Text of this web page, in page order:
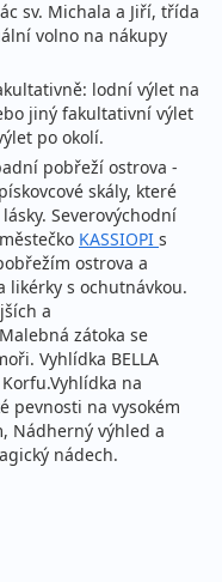
sv. Michala a Jiří, třída
volno na nákupy
lodní výlet na
jiný fakultativní výlet
po okolí.
pobřeží ostrova -
skály, které
Severovýchodní
KASSIOPI s
ostrova a
likérky s ochutnávkou.
a
zátoka se
Vyhlídka BELLA
na
pevnosti na vysokém
Nádherný výhled a
nádech.